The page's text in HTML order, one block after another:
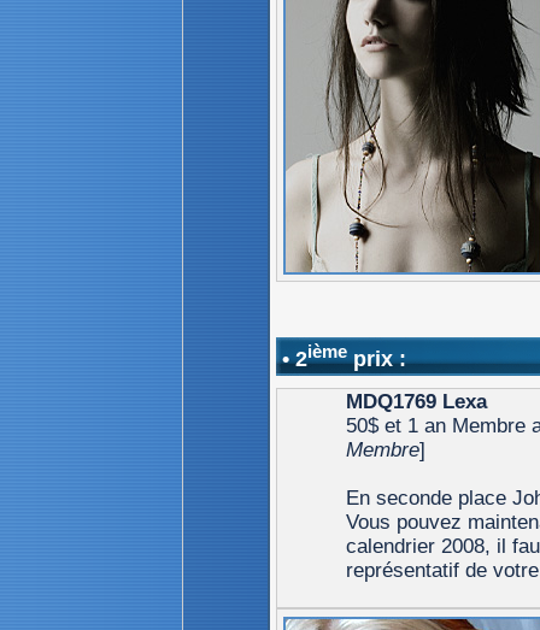
• 2ièmeprix :
MDQ1769 Lexa
50$ et 1 an Membre
Membre]
En seconde place
Vous pouvez
calendrier 2008, il
représentatif de